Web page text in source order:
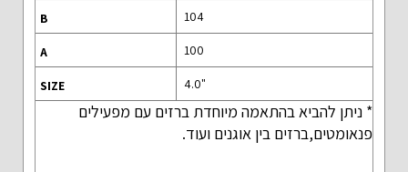
104
"4.0
* ניתן להביא בהתאמה מיוחדת ברזים עם מפעילים
פנאומטים,ברזים בין אוגנים ועוד.